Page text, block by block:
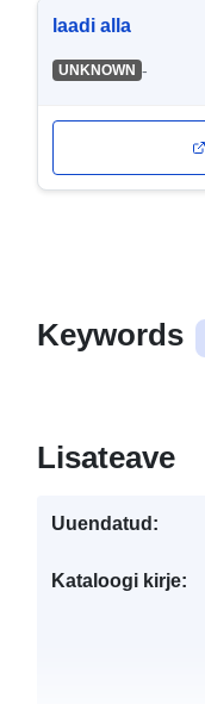
laadi alla
UNKNOWN -
Keywords
Lisateave
Uuendatud:
Kataloogi kirje: